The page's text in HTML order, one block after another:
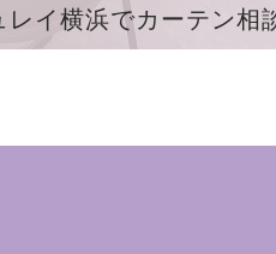
レイ横浜でカーテン相